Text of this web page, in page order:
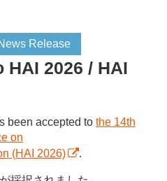
Release
2026 / HAI
been accepted to the 14th
on
(HAI 2026)
.